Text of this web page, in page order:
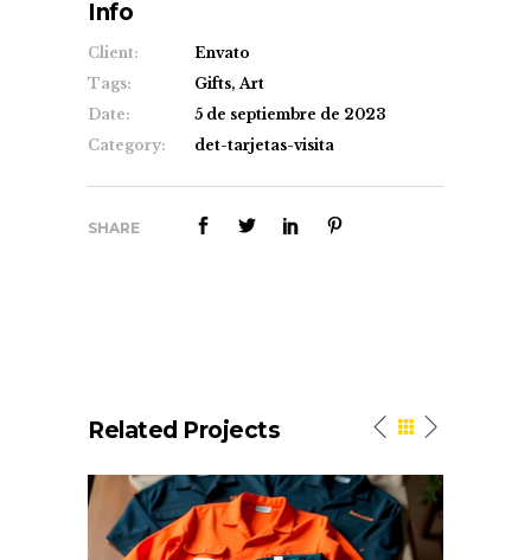
Info
Client:
Envato
Tags:
Gifts, Art
Date:
5 de septiembre de 2023
Category:
det-tarjetas-visita
SHARE
Related Projects